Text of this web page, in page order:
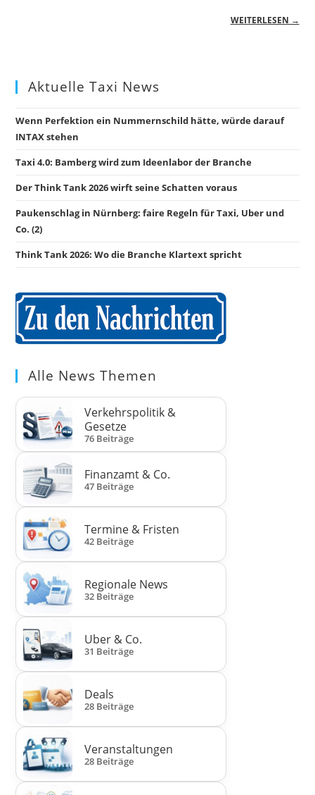
WEITERLESEN →
Aktuelle Taxi News
Wenn Perfektion ein Nummernschild hätte, würde darauf
INTAX stehen
Taxi 4.0: Bamberg wird zum Ideenlabor der Branche
Der Think Tank 2026 wirft seine Schatten voraus
Paukenschlag in Nürnberg: faire Regeln für Taxi, Uber und
Co. (2)
Think Tank 2026: Wo die Branche Klartext spricht
Alle News Themen
Verkehrspolitik &
Gesetze
76 Beiträge
Finanzamt & Co.
47 Beiträge
Termine & Fristen
42 Beiträge
Regionale News
32 Beiträge
Uber & Co.
31 Beiträge
Deals
28 Beiträge
Veranstaltungen
28 Beiträge